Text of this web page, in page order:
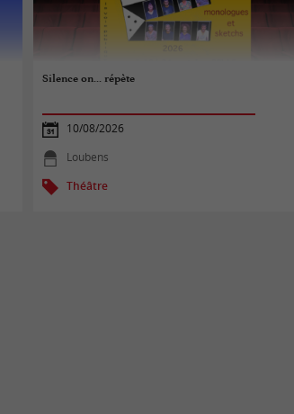
Silence on... répète
10/08/2026
Loubens
Théâtre